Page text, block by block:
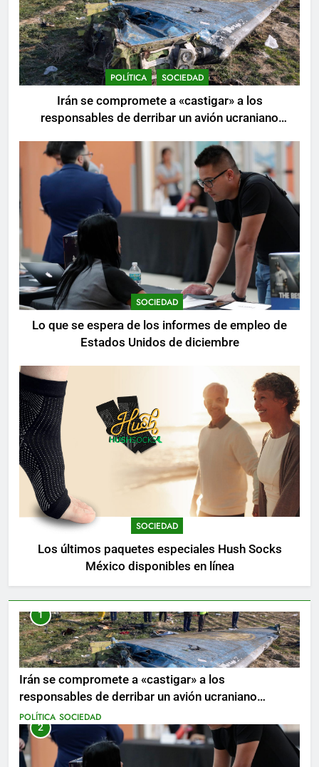
POLÍTICA SOCIEDAD
Irán se compromete a «castigar» a los
responsables de derribar un avión ucraniano
SOCIEDAD
Lo que se espera de los informes de empleo de
Estados Unidos de diciembre
SOCIEDAD
Los últimos paquetes especiales Hush Socks
México disponibles en línea
1
Irán se compromete a «castigar» a los
responsables de derribar un avión ucraniano
mientras se realizan arrestos
POLÍTICA SOCIEDAD
2